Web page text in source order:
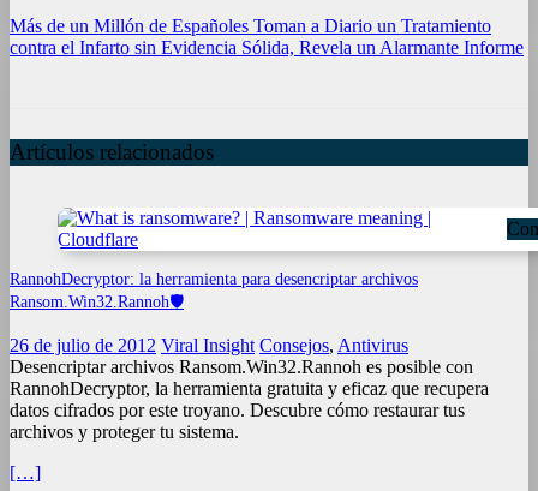
Más de un Millón de Españoles Toman a Diario un Tratamiento
contra el Infarto sin Evidencia Sólida, Revela un Alarmante Informe
Artículos relacionados
RannohDecryptor: la herramienta para desencriptar archivos
Ransom.Win32.Rannoh🛡️
26 de julio de 2012 Viral Insight Consejos, Antivirus
Desencriptar archivos Ransom.Win32.Rannoh es posible con
RannohDecryptor, la herramienta gratuita y eficaz que recupera
datos cifrados por este troyano. Descubre cómo restaurar tus
archivos y proteger tu sistema.
[…]